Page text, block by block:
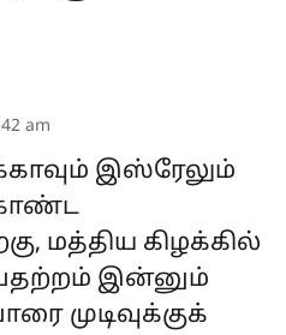
am
இஸ்ரேலும்
மத்திய கிழக்கில்
இன்னும்
முடிவுக்குக்